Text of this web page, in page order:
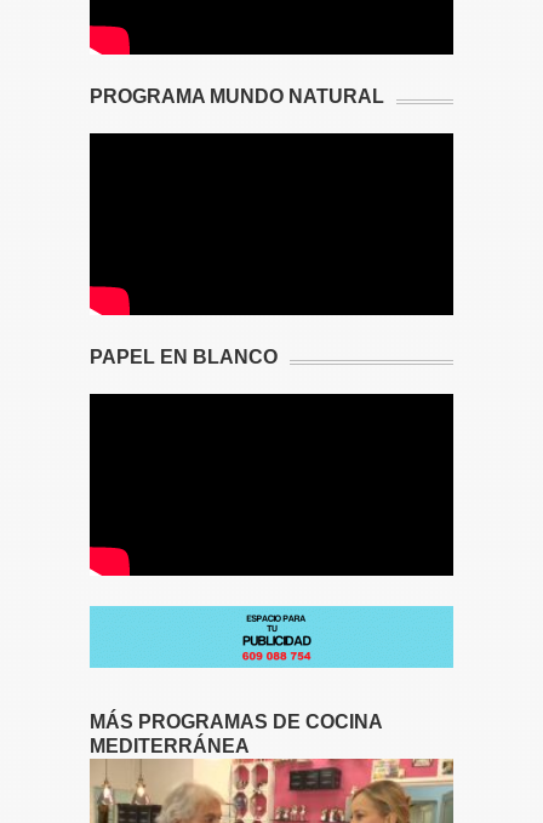
PROGRAMA MUNDO NATURAL
PAPEL EN BLANCO
MÁS PROGRAMAS DE COCINA
MEDITERRÁNEA